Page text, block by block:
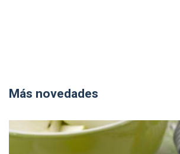
Más novedades